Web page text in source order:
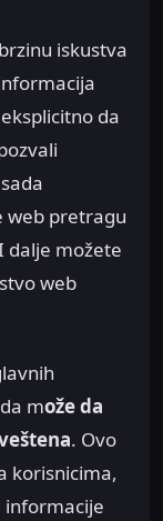
iskustva
da
web pretragu
dalje možete
web
može da
. Ovo
korisnicima,
informacije